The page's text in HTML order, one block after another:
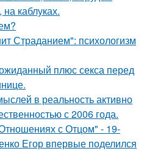
каблуках.
Страданием": психологизм
плюс секса перед
в реальность активно
с 2006 года.
с Отцом" - 19-
Егор впервые поделился